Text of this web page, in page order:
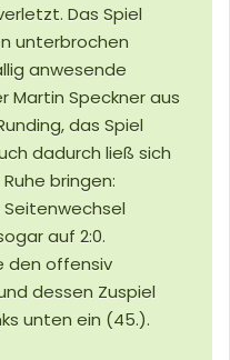
Das Spiel
unterbrochen
anwesende
Martin Speckner aus
das Spiel
dadurch ließ sich
bringen:
auf 2:0.
den offensiv
dessen Zuspiel
unten ein (45.).